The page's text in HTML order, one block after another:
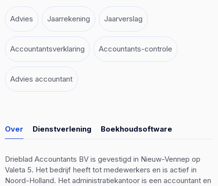
Advies Jaarrekening Jaarverslag
Accountantsverklaring Accountants-controle
Advies accountant
Over Dienstverlening Boekhoudsoftware
Drieblad Accountants BV is gevestigd in Nieuw-Vennep op
Valeta 5. Het bedrijf heeft tot medewerkers en is actief in
Noord-Holland. Het administratiekantoor is een accountant en